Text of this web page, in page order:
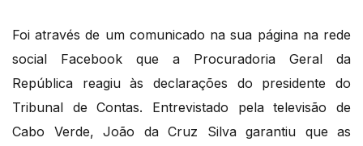
Foi através de um comunicado na sua página na rede
social Facebook que a Procuradoria Geral da
República reagiu às declarações do presidente do
Tribunal de Contas. Entrevistado pela televisão de
Cabo Verde, João da Cruz Silva garantiu que as